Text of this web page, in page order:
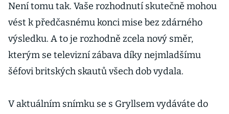
Není tomu tak. Vaše rozhodnutí skutečně mohou
vést k předčasnému konci mise bez zdárného
výsledku. A to je rozhodně zcela nový směr,
kterým se televizní zábava díky nejmladšímu
šéfovi britských skautů všech dob vydala.
V aktuálním snímku se s Gryllsem vydáváte do